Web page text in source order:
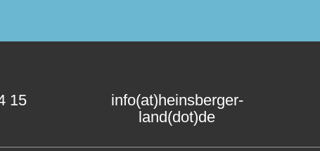
15
info(at)heinsberger-
land(dot)de